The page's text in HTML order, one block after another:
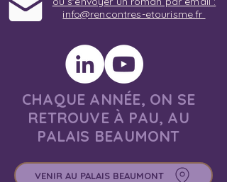
info@rencontres-etourisme.fr
CHAQUE ANNÉE, ON SE
RETROUVE À PAU, AU
PALAIS BEAUMONT
VENIR AU PALAIS BEAUMONT